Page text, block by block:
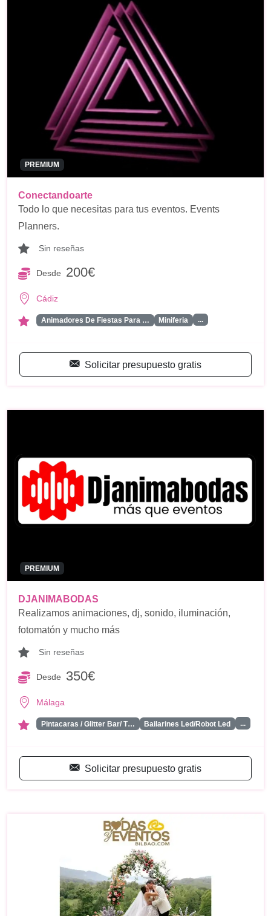
PREMIUM
Conectandoarte
Todo lo que necesitas para tus eventos. Events
Planners.
Sin reseñas
Desde 200€
Cádiz
Animadores De Fiestas Para … Miniferia ...
Solicitar presupuesto gratis
PREMIUM
DJANIMABODAS
Realizamos animaciones, dj, sonido, iluminación,
fotomatón y mucho más
Sin reseñas
Desde 350€
Málaga
Pintacaras / Glitter Bar/ T… Bailarines Led/Robot Led ...
Solicitar presupuesto gratis